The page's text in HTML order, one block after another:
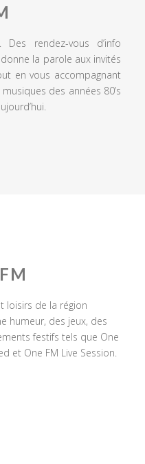
Des rendez-vous d’info
la parole aux invités
en vous accompagnant
des années 80’s
loisirs de la région
humeur, des jeux, des
festifs tels que One
et One FM Live Session.